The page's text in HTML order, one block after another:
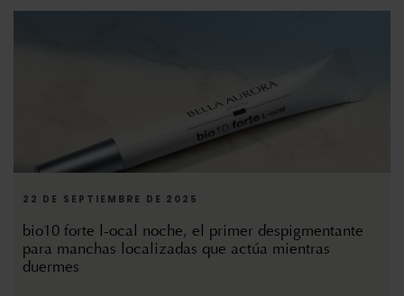
22 DE SEPTIEMBRE DE 2025
bio10 forte l-ocal noche, el primer despigmentante
para manchas localizadas que actúa mientras
duermes